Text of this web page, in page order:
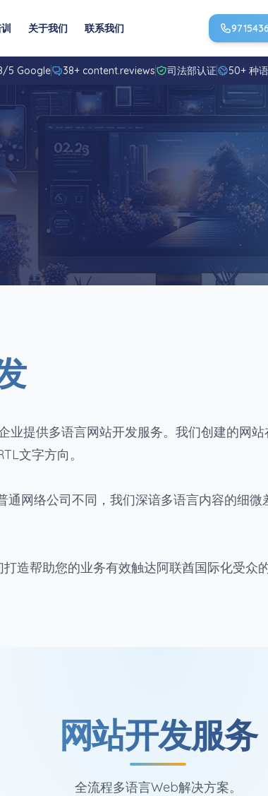
关于我们 联系我们
5 Google 38+ content.reviews 司法部认证 50+ 种
提供多语言网站开发服务。我们创建的网
文字方向。
网络公司不同，我们深谙多语言内容的细微
帮助您的业务有效触达阿联酋国际化受众的
网站开发服务
全流程多语言Web解决方案。